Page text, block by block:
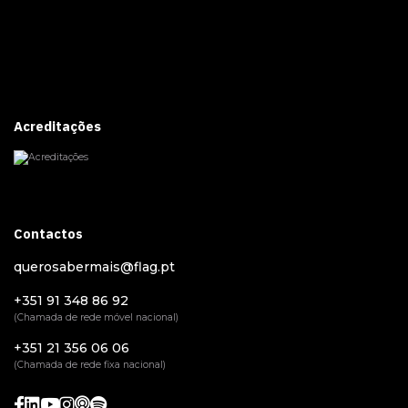
Acreditações
Contactos
querosabermais@flag.pt
+351 91 348 86 92
(Chamada de rede móvel nacional)
+351 21 356 06 06
(Chamada de rede fixa nacional)